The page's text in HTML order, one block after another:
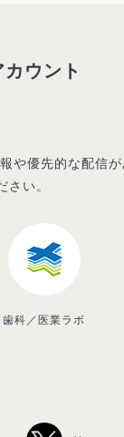
ウント
や優先的な配信が
い。
歯科／医業ラボ